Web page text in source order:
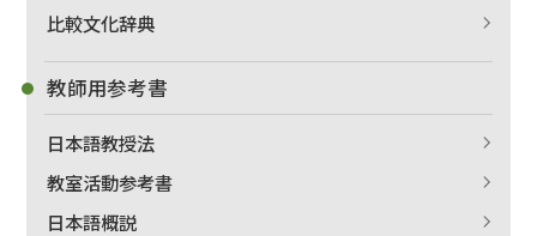
比較文化辞典
教師用参考書
日本語教授法
教室活動参考書
日本語概説